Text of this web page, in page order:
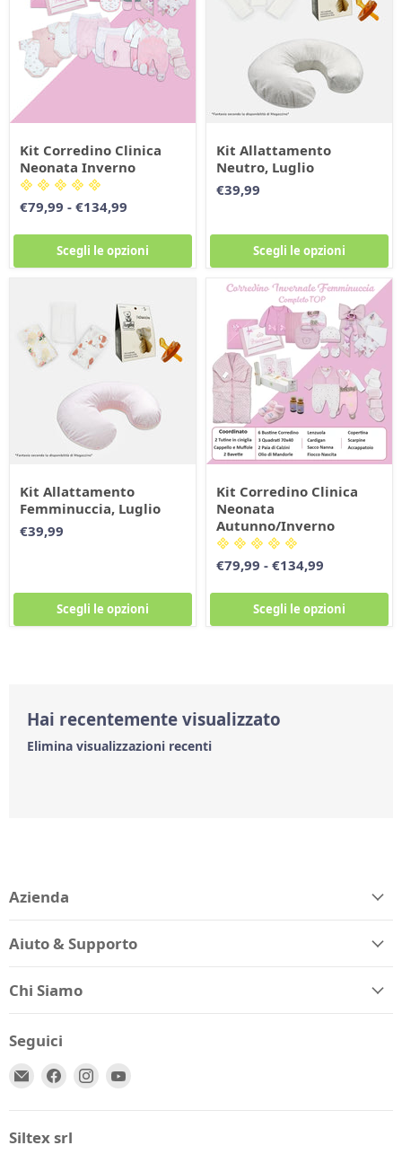
Kit Corredino Clinica
Neonata Inverno
€79,99 - €134,99
Scegli le opzioni
Kit Allattamento
Neutro, Luglio
€39,99
Scegli le opzioni
Kit Allattamento
Femminuccia, Luglio
€39,99
Scegli le opzioni
Kit Corredino Clinica
Neonata
Autunno/Inverno
€79,99 - €134,99
Scegli le opzioni
Hai recentemente visualizzato
Elimina visualizzazioni recenti
Azienda
Aiuto & Supporto
Chi Siamo
Seguici
Email
Trovaci Trovaci
Siltex srl